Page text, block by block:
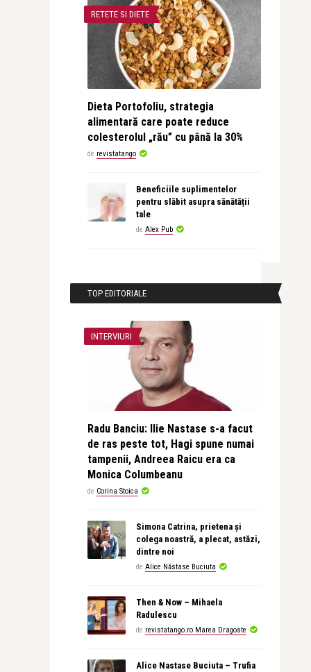
RETETE SI DIETE
Dieta Portofoliu, strategia
alimentară care poate reduce
colesterolul „rău” cu până la 30%
de revistatango
Beneficiile suplimentelor
pentru slăbit asupra sănătății
tale
de Alex Pub
TOP EDITORIALE
INTERVIURI
Radu Banciu: Ilie Nastase s-a facut
de ras peste tot, Hagi spune numai
tampenii, Andreea Raicu era ca
Monica Columbeanu
de Corina Stoica
Simona Catrina, prietena și
colega noastră, a plecat, astăzi,
dintre noi
de Alice Năstase Buciuta
Then & Now – Mihaela
Radulescu
de revistatango.ro Marea Dragoste
Alice Nastase Buciuta – Trufia